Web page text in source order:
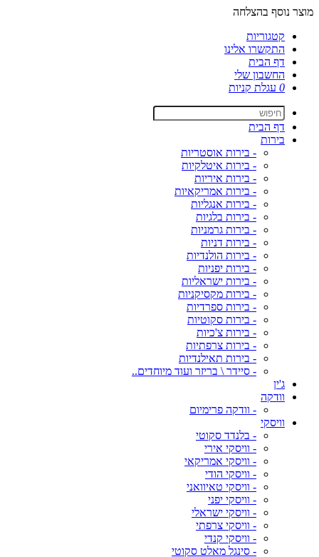
מוצר נוסף בהצלחה
קטגוריות
התקשרו אלינו
דף הבית
החשבון שלי
0 עגלת קניות
דף הבית
בירות
- בירות אוסטריות
- בירות איטלקיות
- בירות איריות
- בירות אמריקאיות
- בירות אנגליות
- בירות בלגיות
- בירות גרמניות
- בירות דניות
- בירות הולנדיות
- בירות יפניות
- בירות ישראליות
- בירות מקסיקניות
- בירות ספרדיות
- בירות סקוטיות
- בירות צ'כיות
- בירות צרפתיות
- בירות תאילנדיות
- סיידר \ בריזר ועוד מיוחדים..
ג'ין
וודקה
- וודקה פרימיום
וויסקי
- בלנדד סקוטי
- וויסקי אירי
- וויסקי אמריקאי
- וויסקי הודי
- וויסקי טאיוואני
- וויסקי יפני
- וויסקי ישראלי
- וויסקי צרפתי
- וויסקי קנדי
- סינגל מאלט סקוטי